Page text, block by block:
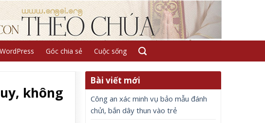
Góc chia sẻ Cuộc sống
không
Bài viết mới
Công an xác minh vụ bảo mẫu đánh
chửi, bắn dây thun vào trẻ